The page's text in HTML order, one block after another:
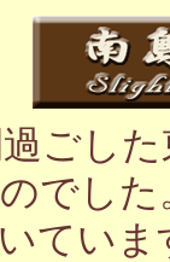
ごし
でし
てい